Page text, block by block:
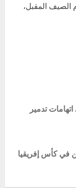
التي ستقام الصيف المقبل،
تدمير
في كأس إفريقيا